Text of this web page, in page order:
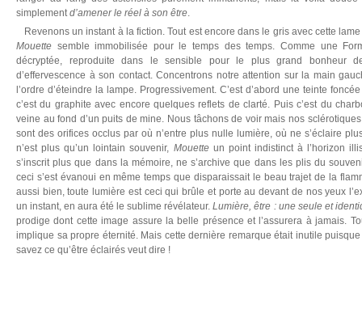
simplementd’amener le réel à son être.
Revenons un instant à la fiction. Tout est encore dans le gris avec cette
Mouette semble immobilisée pour le temps des temps. Comme une
décryptée, reproduite dans le sensible pour le plus grand bonheur
d’effervescence à son contact. Concentrons notre attention sur la main
l’ordre d’éteindre la lampe. Progressivement. C’est d’abord une teinte
c’est du graphite avec encore quelques reflets de clarté. Puis c’est du
veine au fond d’un puits de mine. Nous tâchons de voir mais nos
sont des orifices occlus par où n’entre plus nulle lumière, où ne s’éclaire
n’est plus qu’un lointain souvenir, Mouetteun point indistinct à l’horizon
s’inscrit plus que dans la mémoire, ne s’archive que dans les plis du
ceci s’est évanoui en même temps que disparaissait le beau trajet de la
aussi bien, toute lumière est ceci qui brûle et porte au devant de nos yeux
un instant, en aura été le sublime révélateur.Lumière, être : une seule et
prodige dont cette image assure la belle présence et l’assurera à jamais.
implique sa propre éternité. Mais cette dernière remarque était inutile
savez ce qu’être éclairés veut dire !